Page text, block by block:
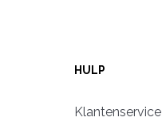
HULP
Klantenservice